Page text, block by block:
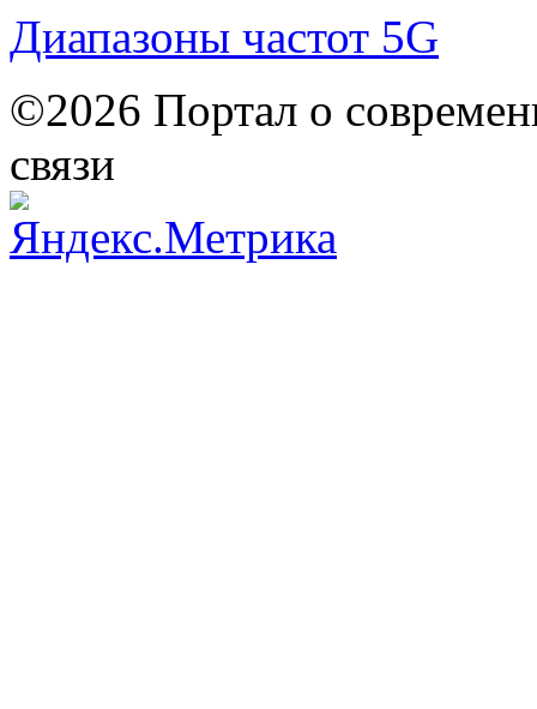
Диапазоны частот 5G
©2026 Портал о
связи